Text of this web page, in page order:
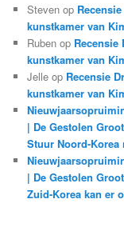
Steven op
kunstkamer van
Ruben op Recensie
kunstkamer van
Jelle op Recensie
kunstkamer van
| De Gestolen
Stuur Noord-
| De Gestolen
Zuid-Korea kan er